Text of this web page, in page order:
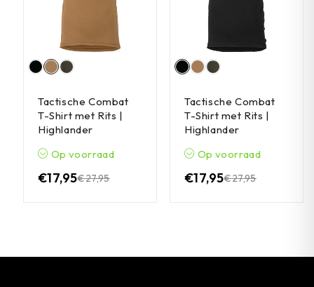
Tactische Combat
T-Shirt met Rits |
Highlander
Op voorraad
€27,95
€17,95
Tactische Combat
T-Shirt met Rits |
Highlander
Op voorraad
€27,95
€17,95